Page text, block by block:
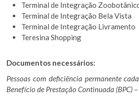
Terminal de Integração
Terminal de Integração Bela Vista
Terminal de Integração Livramento
Teresina Shopping
Documentos necessários:
Pessoas com deficiência permanente
Benefício de Prestação Continuada (BPC)